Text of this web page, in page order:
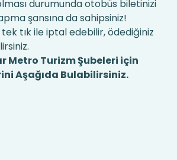
durumunda otobüs biletinizi
şansına da sahipsiniz!
tık ile iptal edebilir, ödediğiniz
Metro Turizm Şubeleri için
Aşağıda Bulabilirsiniz.